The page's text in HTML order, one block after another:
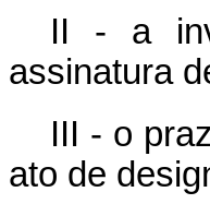
II - a
assinatura
III - o
ato de